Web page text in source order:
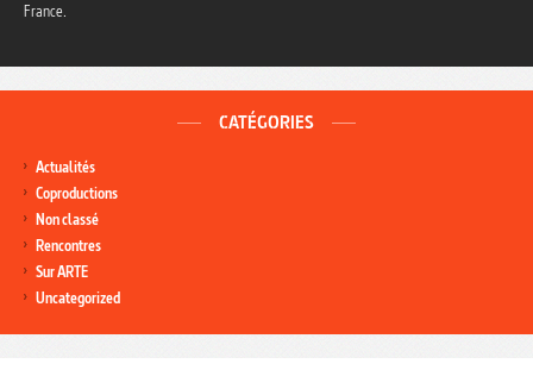
France.
CATÉGORIES
Actualités
Coproductions
Non classé
Rencontres
Sur ARTE
Uncategorized